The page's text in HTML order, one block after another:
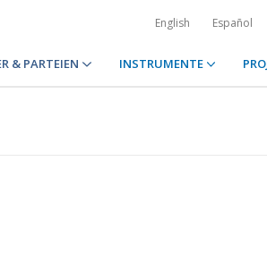
English Español
& PARTEIEN INSTRUMENTE